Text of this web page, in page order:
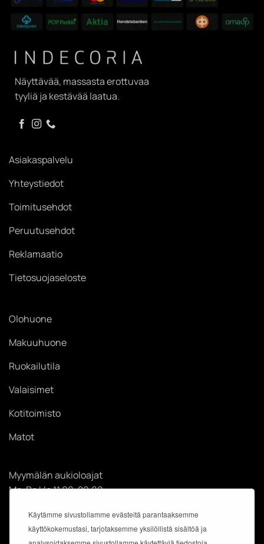
Käytämme sivustollamme evästeitä parantaaksemme
käyttökokemustasi, tarjotaksemme yksilöllistä sisältöä ja
Näyttävää, massasta erottuvaa
tyyliä ja kestävää laatua.
Asiakaspalvelu
Yhteystiedot
Toimitusehdot
Peruutusehdot
Reklamaatio
Tietosuojaseloste
Olohuone
Makuuhuone
Ruokailutila
Valaisimet
Kotitoimisto
Matot
Myymälän aukioloajat
Ma-Pe klo 11.00-20.00
Su klo 12.00-18.00